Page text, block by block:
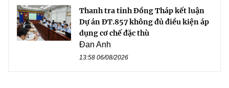
Thanh tra tỉnh Đồng Tháp kết luận
Dự án ĐT.857 không đủ điều kiện áp
dụng cơ chế đặc thù
Đan Anh
13:58 06/08/2026